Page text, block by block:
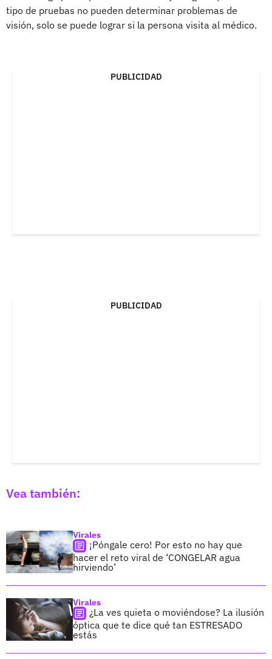
tipo de pruebas no pueden determinar problemas de
visión, solo se puede lograr si la persona visita al médico.
PUBLICIDAD
PUBLICIDAD
Vea también:
Virales
¡Póngale cero! Por esto no hay que
hacer el reto viral de ‘CONGELAR agua
hirviendo’
Virales
¿La ves quieta o moviéndose? La ilusión
óptica que te dice qué tan ESTRESADO
estás